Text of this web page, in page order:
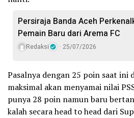
Persiraja Banda Aceh
Pemain Baru dari Arema FC
Redaksi 25/07/2026
Pasalnya dengan 25 poin saat ini
maksimal akan menyamai nilai
punya 28 poin namun baru
kalah secara head to head dari